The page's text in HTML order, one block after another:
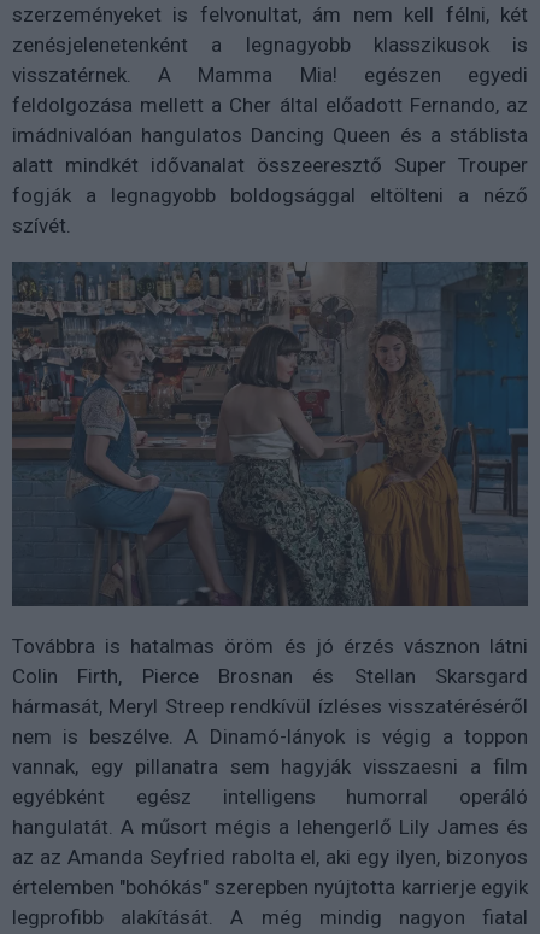
szerzeményeket is felvonultat, ám nem kell félni, két
zenésjelenetenként a legnagyobb klasszikusok is
visszatérnek. A Mamma Mia! egészen egyedi
feldolgozása mellett a Cher által előadott Fernando, az
imádnivalóan hangulatos Dancing Queen és a stáblista
alatt mindkét idővanalat összeeresztő Super Trouper
fogják a legnagyobb boldogsággal eltölteni a néző
szívét.
Továbbra is hatalmas öröm és jó érzés vásznon látni
Colin Firth, Pierce Brosnan és Stellan Skarsgard
hármasát, Meryl Streep rendkívül ízléses visszatéréséről
nem is beszélve. A Dinamó-lányok is végig a toppon
vannak, egy pillanatra sem hagyják visszaesni a film
egyébként egész intelligens humorral operáló
hangulatát. A műsort mégis a lehengerlő Lily James és
az az Amanda Seyfried rabolta el, aki egy ilyen, bizonyos
értelemben "bohókás" szerepben nyújtotta karrierje egyik
legprofibb alakítását. A még mindig nagyon fiatal